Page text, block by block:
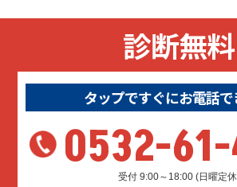
診断無料
タップですぐにお電話
0532-受付 9:00～18:00 (日曜定